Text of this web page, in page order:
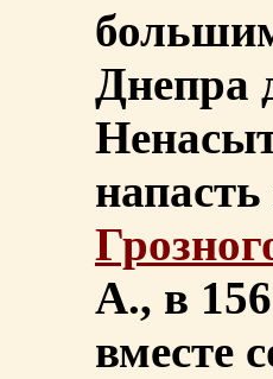
Днепра
А., в
вместе